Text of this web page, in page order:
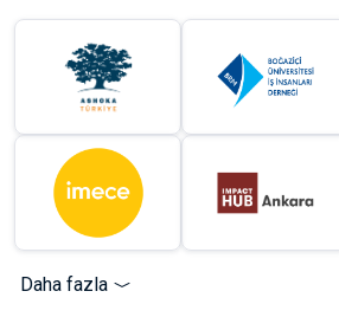
Daha fazla